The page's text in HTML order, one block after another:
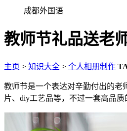
成都外国语
教师节礼品送老
主页 > 知识大全 > 个人相册制作
教师节是一个表达对辛勤付出的老
片、diy工艺品等，不过一套高品